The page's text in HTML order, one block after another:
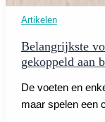
Artikelen
Belangrijkste
gekoppeld aan
De voeten en
maar spelen een